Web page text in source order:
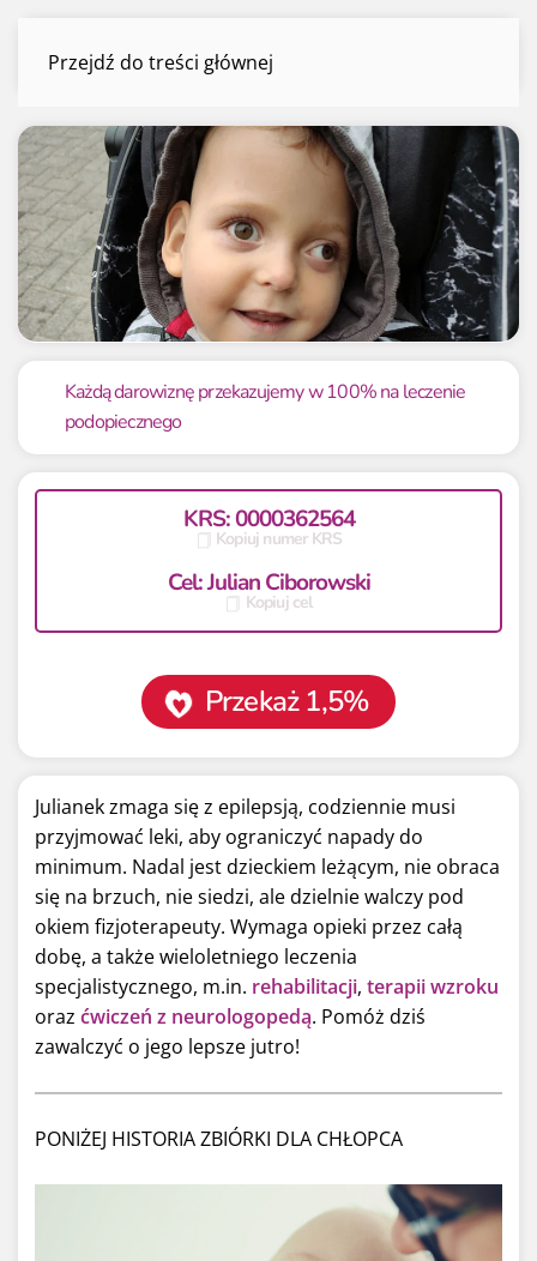
Przejdź do treści głównejJulian Ciborowski
Mamy już
32 056.44 zł
Potrzebujemy
35 000 zł
91.59%
Każdą darowiznę przekazujemy w 100% na leczenie
podopiecznego
KRS: 0000362564
Kopiuj numer KRS
Cel: Julian Ciborowski
Kopiuj cel
Przekaż 1,5%
Julianek zmaga się z epilepsją, codziennie musi
przyjmować leki, aby ograniczyć napady do
minimum. Nadal jest dzieckiem leżącym, nie obraca
się na brzuch, nie siedzi, ale dzielnie walczy pod
okiem fizjoterapeuty. Wymaga opieki przez całą
dobę, a także wieloletniego leczenia
specjalistycznego, m.in. rehabilitacji, terapii wzroku
oraz ćwiczeń z neurologopedą. Pomóż dziś
zawalczyć o jego lepsze jutro!
PONIŻEJ HISTORIA ZBIÓRKI DLA CHŁOPCA